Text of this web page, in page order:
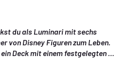
du als Luminari mit sechs
von Disney Figuren zum Leben.
Deck mit einem festgelegten